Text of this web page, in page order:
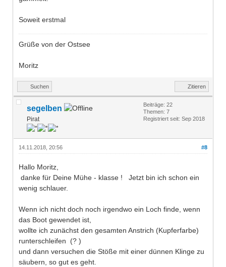
Soweit erstmal
Grüße von der Ostsee
Moritz
Suchen Zitieren
segelben
Pirat
Beiträge: 22
Themen: 7
Registriert seit: Sep 2018
#8
14.11.2018, 20:56
Hallo Moritz,
danke für Deine Mühe - klasse ! Jetzt bin ich schon ein
wenig schlauer.
Wenn ich nicht doch noch irgendwo ein Loch finde, wenn
das Boot gewendet ist,
wollte ich zunächst den gesamten Anstrich (Kupferfarbe)
runterschleifen (? )
und dann versuchen die Stöße mit einer dünnen Klinge zu
säubern, so gut es geht.